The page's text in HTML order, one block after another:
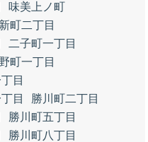
味美上ノ町
町二丁目
二子町一丁目
町一丁目
目
目
勝川町二丁目
勝川町五丁目
勝川町八丁目